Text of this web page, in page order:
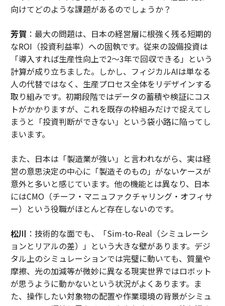
向けてどのような課題があるのでしょうか？
芳賀 ：最大の問題は、日本の経営層に根強く残る短期的
なROI（投資利益率）への固執です。従来の設備投資は
「導入すれば生産性向上で2〜3年で回収できる」という
計算が成り立ちました。しかし、フィジカルAIは単なる
人の代替ではなく、生産プロセス全体をリデザインする
取り組みです。初期段階ではデータの蓄積や検証にコス
トがかかりますが、これを既存の枠組みだけで捉えてし
まうと「投資判断ができない」という袋小路に陥ってし
まいます。
また、日本は「製造業が強い」と言われながら、実は経
営の意思決定の中心に「製造そのもの」がないケースが
意外と多いと感じています。他の機能とは異なり、日本
にはCMO（チーフ・マニュファクチャリング・オフィサ
ー）という役職がほとんど存在しないのです。
松川 ：技術的な面でも、「Sim-to-Real（シミュレーシ
ョンとリアルの差）」という大きな壁があります。デジ
タル上のシミュレーションでは完璧に動いても、質量や
摩擦、光の加減等が微妙に異なる現実世界ではロボット
が思うように動かないという状況がよくあります。ま
た、操作したい対象物の配置や作業環境の背景がシミュ